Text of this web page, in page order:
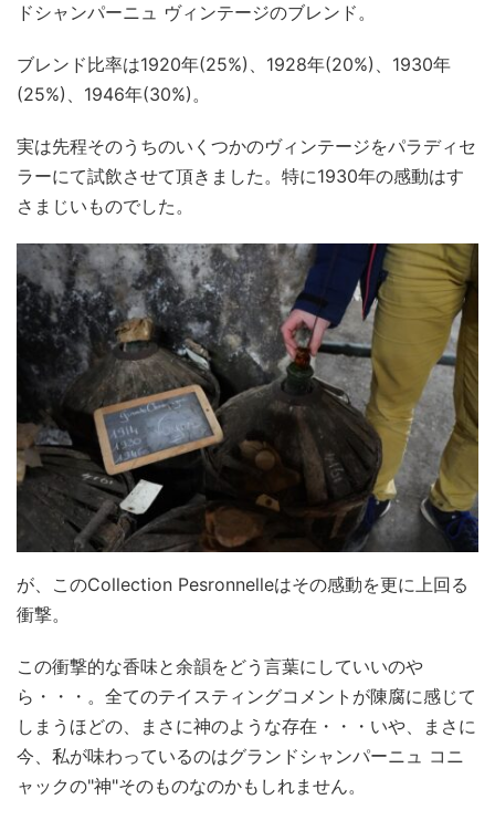
ドシャンパーニュ ヴィンテージのブレンド。
ブレンド比率は1920年(25%)、1928年(20%)、1930年
(25%)、1946年(30%)。
実は先程そのうちのいくつかのヴィンテージをパラディセ
ラーにて試飲させて頂きました。特に1930年の感動はす
さまじいものでした。
が、このCollection Pesronnelleはその感動を更に上回る
衝撃。
この衝撃的な香味と余韻をどう言葉にしていいのや
ら・・・。全てのテイスティングコメントが陳腐に感じて
しまうほどの、まさに神のような存在・・・いや、まさに
今、私が味わっているのはグランドシャンパーニュ コニ
ャックの"神"そのものなのかもしれません。